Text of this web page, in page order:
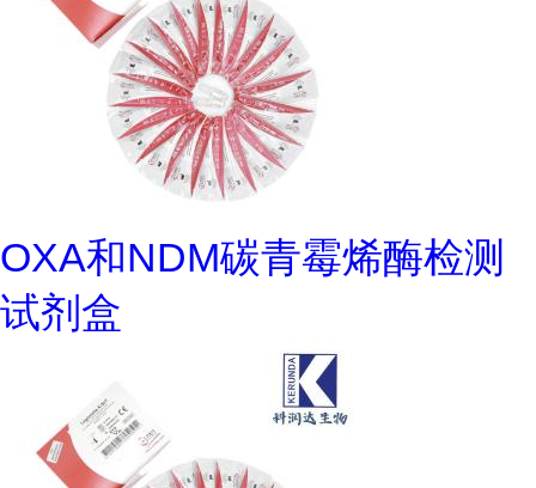
OXA和NDM碳青霉烯酶检测
试剂盒